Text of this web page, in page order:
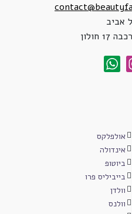
חולון
אולפלקס
אינדולה
ביוטופ
בייביליס פרו
וולדן
וולנס